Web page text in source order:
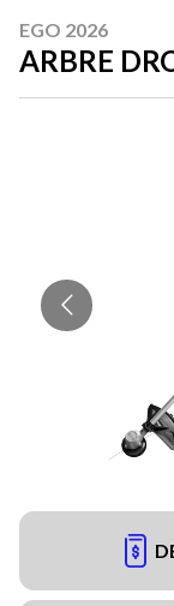
EGO 2026
ARBRE